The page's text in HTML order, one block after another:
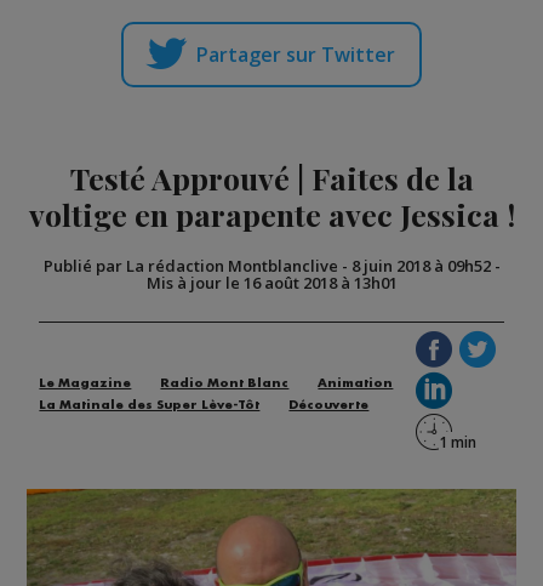
Partager sur Twitter
Testé Approuvé | Faites de la
voltige en parapente avec Jessica !
Publié par La rédaction Montblanclive - 8 juin 2018 à 09h52-
Mis à jour le 16 août 2018 à 13h01
Le Magazine Radio Mont Blanc
Animation
La Matinale des Super Lève-Tôt
Découverte